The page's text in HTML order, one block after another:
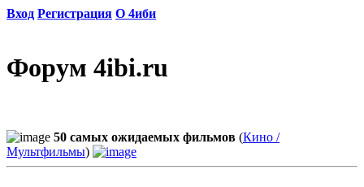
Вход Регистрация О 4иби
Форум 4ibi.ru
50 самых ожидаемых фильмов (Кино /
Мультфильмы)